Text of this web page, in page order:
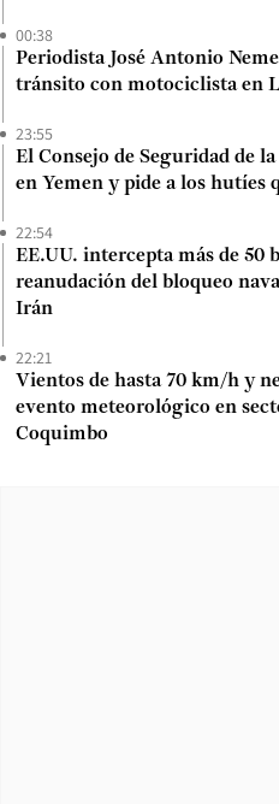
00:38
Periodista José Antonio
tránsito con motociclista en
23:55
El Consejo de Seguridad de
en Yemen y pide a los hutíes
22:54
EE.UU. intercepta más de 50
reanudación del bloqueo
Irán
22:21
Vientos de hasta 70 km/h y
evento meteorológico en
Coquimbo